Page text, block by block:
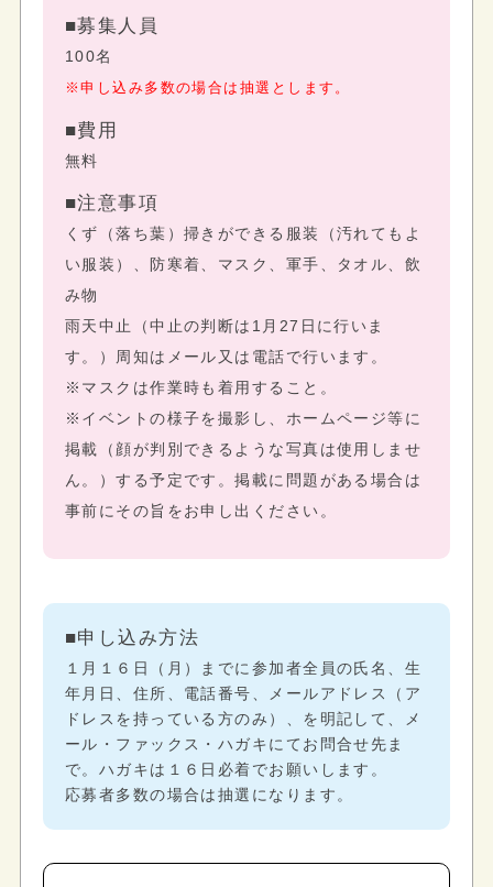
■募集人員
100名
※申し込み多数の場合は抽選とします。
■費用
無料
■注意事項
くず（落ち葉）掃きができる服装（汚れてもよ
い服装）、防寒着、マスク、軍手、タオル、飲
み物
雨天中止（中止の判断は1月27日に行いま
す。）周知はメール又は電話で行います。
※マスクは作業時も着用すること。
※イベントの様子を撮影し、ホームページ等に
掲載（顔が判別できるような写真は使用しませ
ん。）する予定です。掲載に問題がある場合は
事前にその旨をお申し出ください。
■申し込み方法
１月１６日（月）までに参加者全員の氏名、生
年月日、住所、電話番号、メールアドレス（ア
ドレスを持っている方のみ）、を明記して、メ
ール・ファックス・ハガキにてお問合せ先ま
で。ハガキは１６日必着でお願いします。
応募者多数の場合は抽選になります。